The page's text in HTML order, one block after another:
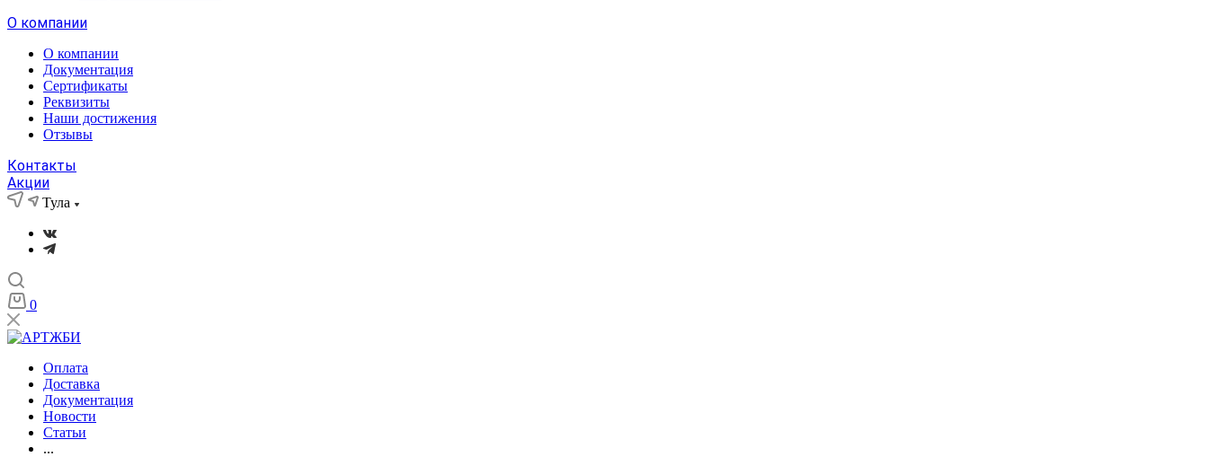
О компании
О компании
Документация
Сертификаты
Реквизиты
Наши достижения
Отзывы
Контакты
Акции
Тула
0
Оплата
Доставка
Документация
Новости
Статьи
...